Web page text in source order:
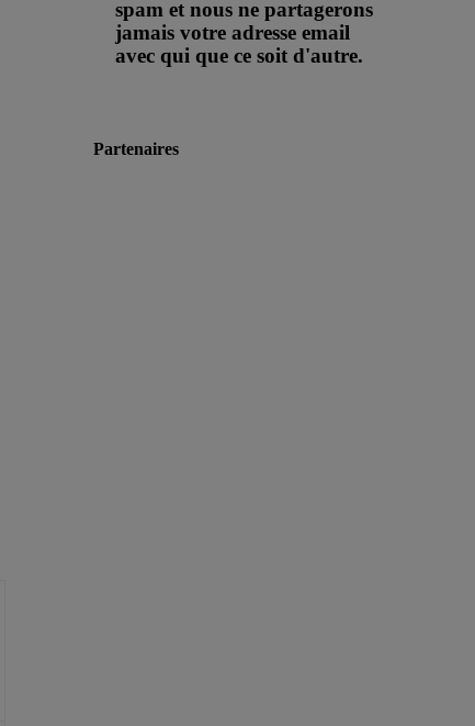
spam et nous ne partagerons
jamais votre adresse email
avec qui que ce soit d'autre.
Partenaires